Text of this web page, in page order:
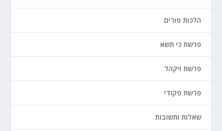
הלכות פורים
פרשת כי תשא
פרשת ויקהל
פרשת פקודי
שאלות ותשובות